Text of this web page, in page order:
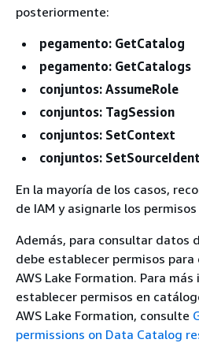
posteriormente:
pegamento: GetCatalog
pegamento: GetCatalogs
conjuntos: AssumeRole
conjuntos: TagSession
conjuntos: SetContext
conjuntos:
En la mayoría de los casos,
de IAM y asignarle los
Además, para consultar datos
debe establecer permisos
AWS Lake Formation. Para
establecer permisos en
AWS Lake Formation, consulte
permissions on Data Catalog